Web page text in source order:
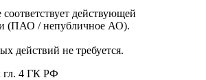
действующей
(ПАО / непубличное АО).
действий не требуется.
гл. 4 ГК РФ